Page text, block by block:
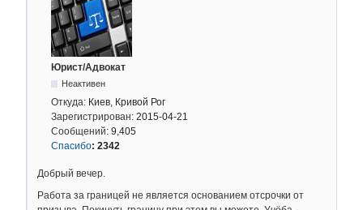
Юрист/Адвокат
Неактивен
Откуда: Киев, Кривой Рог
Зарегистрирован: 2015-04-21
Сообщений: 9,405
Спасибо: 2342
Добрый вечер.
Работа за границей не является основанием отсрочки от